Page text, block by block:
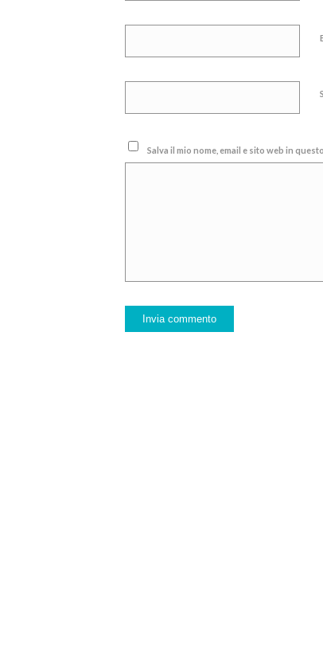
Salva il mio nome, email e sito web in